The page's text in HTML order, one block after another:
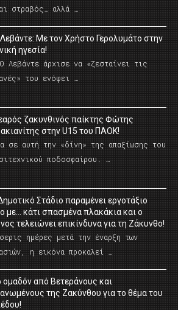
στραβός… αλλά …
Με τον Χρήστο Γερολυμάτο στην
ηγεσία!
Λεβάντε άρχισε να «ζεσταίνει τις
του ενόψει …
ζακυνθινός παίκτης Φώτης
στην U15 του ΠΑΟΚ!
σε αυτή την «δίνη» της απαξίωσης του
ποδοσφαίρου. …
Στάδιο παραμένει εργοτάξιο
με… κάτι σπασμένα πλακάκια και ο
τελειώνει επικίνδυνα για τη Ζάκυνθο!
ημέρες μετά την έναρξη των
η εικόνα προκαλεί …
ομαδόν από Βετεράνους και
της Ζακύνθου για το θέμα του